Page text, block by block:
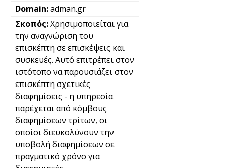
adman.gr
Χρησιμοποιείται για
την αναγνώριση του
επισκέπτη σε επισκέψεις και
συσκευές. Αυτό επιτρέπει στον
ιστότοπο να παρουσιάζει στον
επισκέπτη σχετικές
διαφημίσεις - η υπηρεσία
παρέχεται από κόμβους
διαφημίσεων τρίτων, οι
οποίοι διευκολύνουν την
υποβολή διαφημίσεων σε
πραγματικό χρόνο για